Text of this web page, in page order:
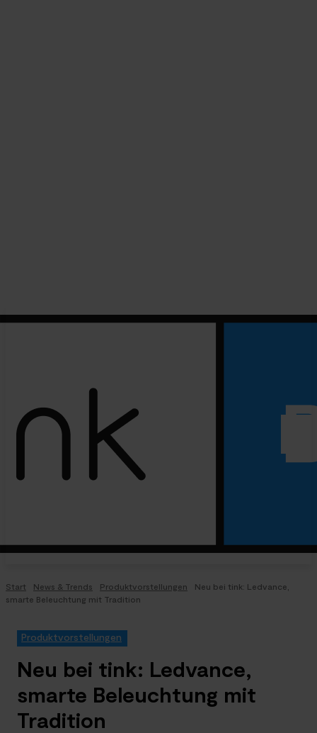
Start News & Trends Produktvorstellungen
Neu bei tink: Ledvance,
smarte Beleuchtung mit Tradition
Produktvorstellungen
Neu bei tink: Ledvance,
smarte Beleuchtung mit
Tradition